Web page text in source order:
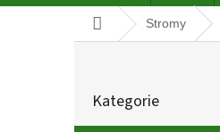
Domů Stromy
kategorie
Kategorie